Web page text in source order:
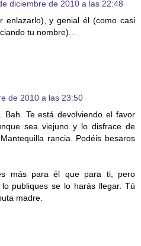
diciembre de 2010 a las 22:48
enlazarlo), y genial él (como casi
tu nombre)...
de 2010 a las 23:50
Bah. Te está devolviendo el favor
sea viejuno y lo disfrace de
rancia. Podéis besaros
más para él que para ti, pero
publiques se lo harás llegar. Tú
madre.